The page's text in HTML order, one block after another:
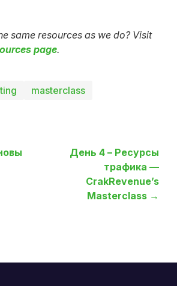
same resources as we do? Visit
page.
masterclass
День 4 – Ресурсы
трафика —
CrakRevenue’s
Masterclass →